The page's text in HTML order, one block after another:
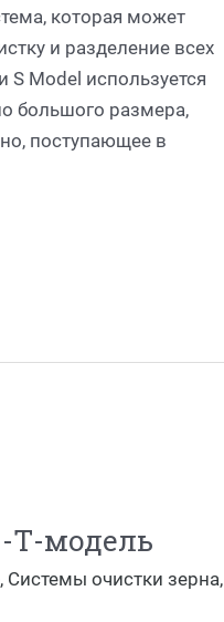
которая может
и разделение всех
Model используется
большого размера,
поступающее в
Т-модель
, Системы очистки зерна,